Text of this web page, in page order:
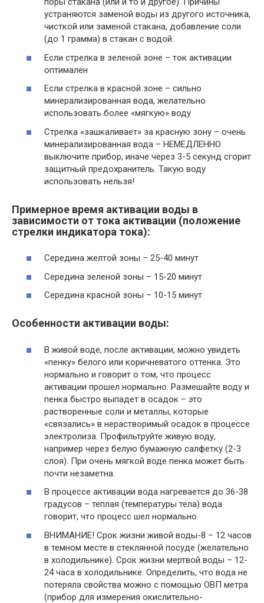
устраняются заменой воды из другого источника,
чисткой или заменой стакана, добавление соли
(до 1 грамма) в стакан с водой.
Если стрелка в зеленой зоне – ток активации
оптимален
Если стрелка в красной зоне – сильно
минерализированная вода, желательно
использовать более «мягкую» воду
Стрелка «зашкаливает» за красную зону – очень
минерализированная вода – НЕМЕДЛЕННО
выключите прибор, иначе через 3-5 секунд сгорит
защитный предохранитель. Такую воду
использовать нельзя!
Примерное время активации воды в
зависимости от тока активации (положение
стрелки индикатора тока):
Середина желтой зоны – 25-40 минут
Середина зеленой зоны – 15-20 минут
Середина красной зоны – 10-15 минут
Особенности активации воды:
В живой воде, после активации, можно увидеть
«пенку» белого или коричневатого оттенка. Это
нормально и говорит о том, что процесс
активации прошел нормально. Размешайте воду и
пенка быстро выпадет в осадок – это
растворенные соли и металлы, которые
«связались» в нерастворимый осадок в процессе
электролиза. Профильтруйте живую воду,
например через белую бумажную салфетку (2-3
слоя). При очень мягкой воде пенка может быть
почти незаметна.
В процессе активации вода нагревается до 36-38
градусов – теплая (температуры тела) вода
говорит, что процесс шел нормально.
ВНИМАНИЕ! Срок жизни живой воды-8 – 12 часов
в темном месте в стеклянной посуде (желательно
в холодильнике). Срок жизни мертвой воды – 12-
24 часа в холодильнике. Определить, что вода не
потеряла свойства можно с помощью ОВП метра
(прибор для измерения окислительно-